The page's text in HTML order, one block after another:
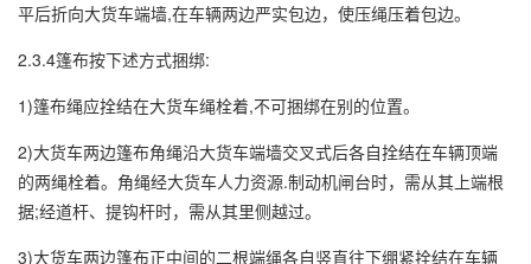
平后折向大货车端墙,在车辆两边严实包边，使压绳压着包边。
2.3.4篷布按下述方式捆绑:
1)篷布绳应拴结在大货车绳栓着,不可捆绑在别的位置。
2)大货车两边篷布角绳沿大货车端墙交叉式后各自拴结在车辆顶端
的两绳栓着。角绳经大货车人力资源.制动机闸台时，需从其上端根
据;经道杆、提钩杆时，需从其里侧越过。
3)大货车两边篷布正中间的二根端绳各自竖直往下绷紧拴结在车辆